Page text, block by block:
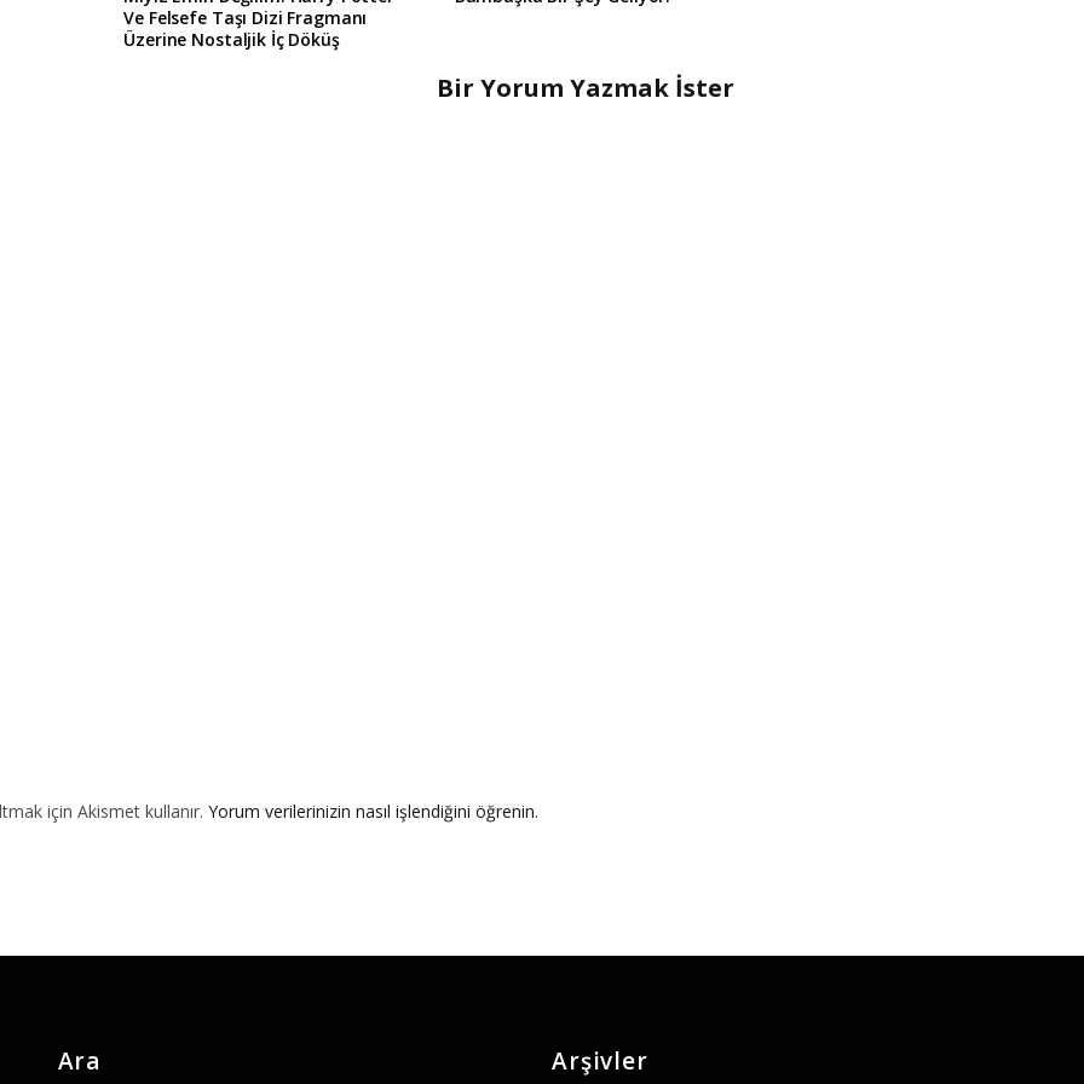
Ve Felsefe Taşı Dizi Fragmanı
Üzerine Nostaljik İç Döküş
Bir Yorum Yazmak İster
için Akismet kullanır. Yorum verilerinizin nasıl işlendiğini öğrenin.
Ara Arşivler